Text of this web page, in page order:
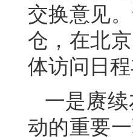
交换意见
仓，在北
体访问日
一是赓
动的重要